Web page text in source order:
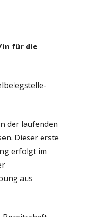
LEHRGANG 2016
in für die
der laufenden
Dieser erste
erfolgt im
aus